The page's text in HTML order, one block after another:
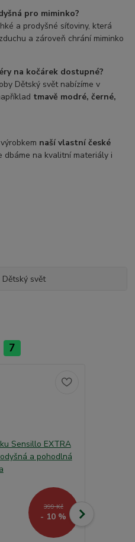
pro miminko?
a prodyšné síťoviny, která
a zároveň chrání miminko
na kočárek dostupné?
Dětský svět nabízíme v
tmavě modré, černé,
naší vlastní české
dbáme na kvalitní materiály i
Dětský svět
7
399 Kč
- 10 %